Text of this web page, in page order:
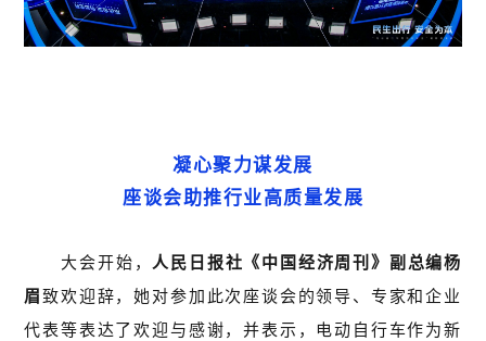
凝心聚力谋发展
座谈会助推行业高质量发展
大会开始，人民日报社《中国经济周刊》副总编杨
眉致欢迎辞，她对参加此次座谈会的领导、专家和企业
代表等表达了欢迎与感谢，并表示，电动自行车作为新